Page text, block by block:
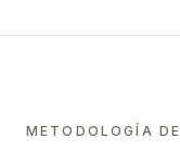
METODOLOGÍA